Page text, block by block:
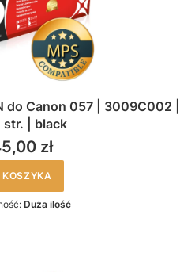
do Canon 057 | 3009C002 |
str. | black
zł
KOSZYKA
Duża ilość